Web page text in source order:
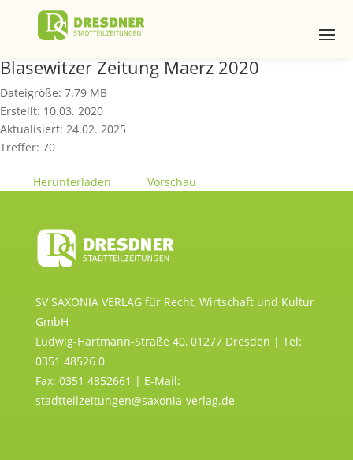
Blasewitzer Zeitung Maerz 2020
Dateigröße: 7.79 MB
Erstellt: 10.03. 2020
Aktualisiert: 24.02. 2025
Treffer: 70
Herunterladen Vorschau
SV SAXONIA VERLAG für Recht, Wirtschaft und Kultur
GmbH
Ludwig-Hartmann-Straße 40, 01277 Dresden | Tel:
0351 48526 0
Fax: 0351 4852661 | E-Mail:
stadtteilzeitungen@saxonia-verlag.de